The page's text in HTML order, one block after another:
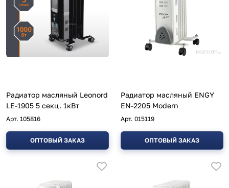
Радиатор масляный Leonord
LE-1905 5 секц. 1кВт
Арт. 105816
ОПТОВЫЙ ЗАКАЗ
Радиатор масляный ENGY
EN-2205 Modern
Арт. 015119
ОПТОВЫЙ ЗАКАЗ